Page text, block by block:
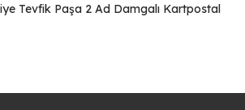
Tevfik Paşa 2 Ad Damgalı Kartpostal